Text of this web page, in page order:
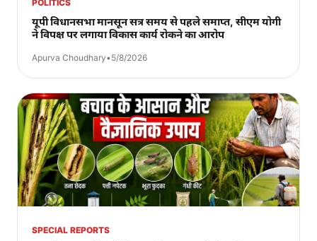
POLITICS
यूपी विधानसभा मानसून सत्र समय से पहले समाप्त, सीएम योगी
ने विपक्ष पर लगाया विकास कार्य रोकने का आरोप
Apurva Choudhary•5/8/2026
SPECIAL REPORTS